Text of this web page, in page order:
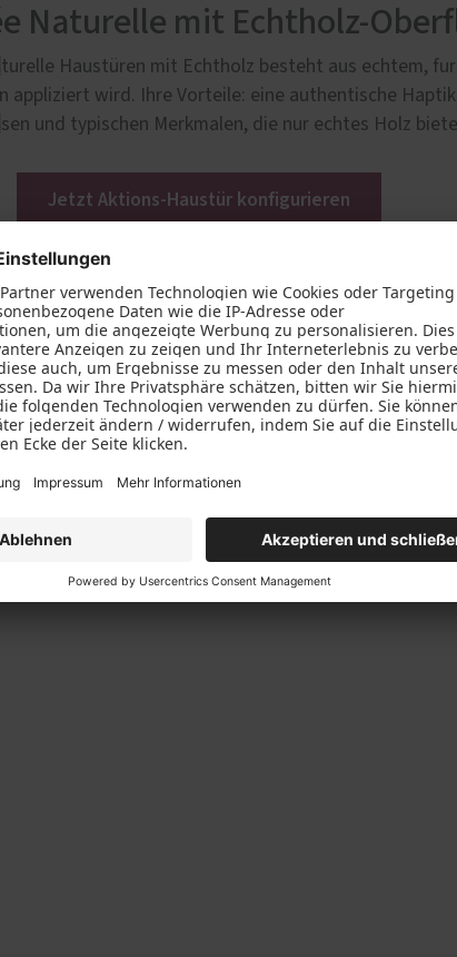
Naturelle mit Echtholz-
Haustüren mit Echtholz besteht aus echtem,
wird. Ihre Vorteile: eine authentische
und typischen Merkmalen, die nur echtes Holz
Jetzt Aktions-Haustür konfigurieren
9005, matt
Altaussee |
AM 04300
Tiefschwarz RAL 9005, matt
Feinstruktur | Oberfläche
mm | Zusatzausstattung: Black